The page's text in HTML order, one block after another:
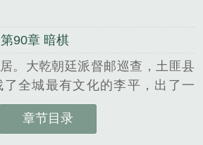
90章 暗棋
。大乾朝廷派督邮巡查，土匪县
全城最有文化的李平，出了一
意。李平演得很卖力，每天跪下
意，决定在督邮面前来真的——杀
章节目录